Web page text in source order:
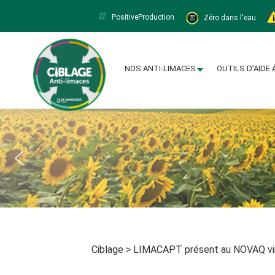
PositiveProduction Zéro dans l'eau
NOS ANTI-LIMACES OUTILS D’AIDE
Ciblage > LIMACAPT présent au NOVAQ